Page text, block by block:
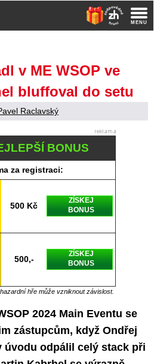
v ME WSOP ve
bluffoval do setu
Raclavský
BONUS
za registraci:
500 Kč
ZÍSKEJ
BONUS
500,-
ZÍSKEJ
BONUS
hře může vzniknout závislost.
2024 Main Eventu se
zástupcům, když Ondřej
úvodu odpálil celý stack při